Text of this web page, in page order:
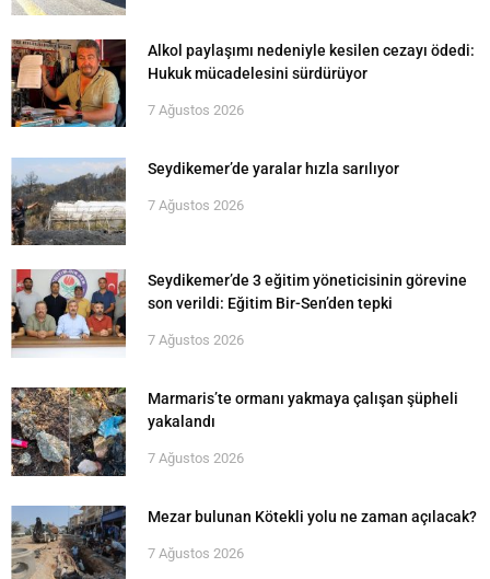
Alkol paylaşımı nedeniyle kesilen cezayı ödedi:
Hukuk mücadelesini sürdürüyor
7 Ağustos 2026
Seydikemer’de yaralar hızla sarılıyor
7 Ağustos 2026
Seydikemer’de 3 eğitim yöneticisinin görevine
son verildi: Eğitim Bir-Sen’den tepki
7 Ağustos 2026
Marmaris’te ormanı yakmaya çalışan şüpheli
yakalandı
7 Ağustos 2026
Mezar bulunan Kötekli yolu ne zaman açılacak?
7 Ağustos 2026